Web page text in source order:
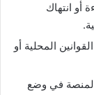
أو انتهاك
المحلية أو
في وضع